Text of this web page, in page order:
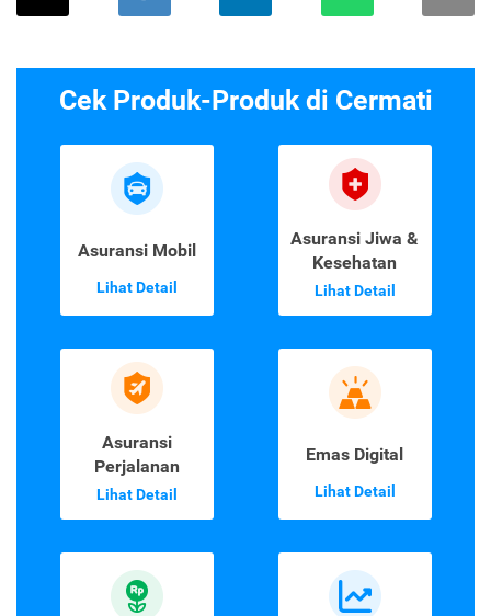
Cek Produk-Produk di Cermati
Asuransi Mobil
Lihat Detail
Asuransi Jiwa &
Kesehatan
Lihat Detail
Asuransi
Perjalanan
Lihat Detail
Emas Digital
Lihat Detail